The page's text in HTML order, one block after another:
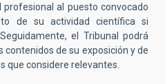
al puesto convocado
de su actividad científica si
el Tribunal podrá
contenidos de su exposición y de
que considere relevantes.